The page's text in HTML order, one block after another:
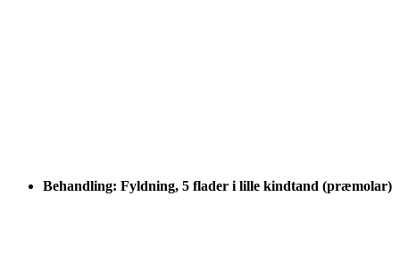
Behandling: Fyldning, 5 flader i lille kindtand (præmolar)